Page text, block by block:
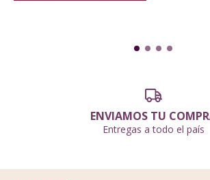
ENVIAMOS TU
Entregas a todo el país